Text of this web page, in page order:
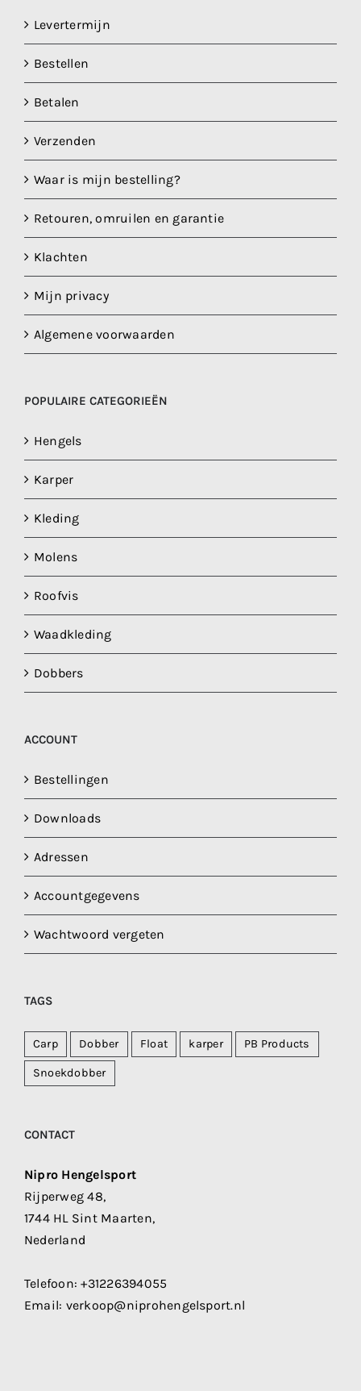
Levertermijn
Bestellen
Betalen
Verzenden
Waar is mijn bestelling?
Retouren, omruilen en garantie
Klachten
Mijn privacy
Algemene voorwaarden
POPULAIRE CATEGORIEËN
Hengels
Karper
Kleding
Molens
Roofvis
Waadkleding
Dobbers
ACCOUNT
Bestellingen
Downloads
Adressen
Accountgegevens
Wachtwoord vergeten
TAGS
Carp Dobber Float karper PB Products
Snoekdobber
CONTACT
Nipro Hengelsport
Rijperweg 48,
1744 HL Sint Maarten,
Nederland
Telefoon:+31226394055
Email: verkoop@niprohengelsport.nl